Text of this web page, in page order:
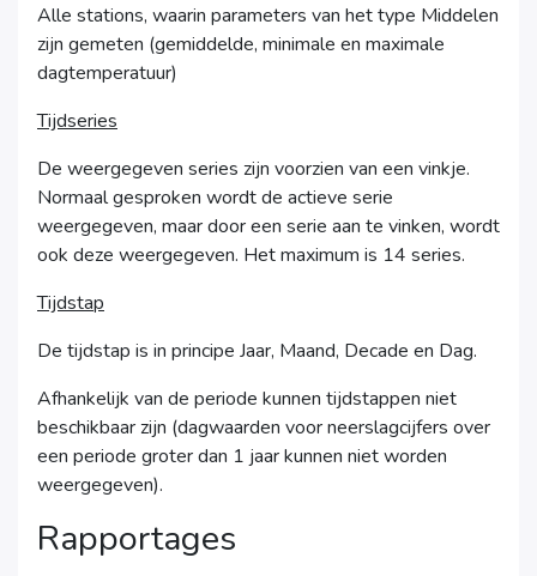
Alle stations, waarin parameters van het type Middelen
zijn gemeten (gemiddelde, minimale en maximale
dagtemperatuur)
Tijdseries
De weergegeven series zijn voorzien van een vinkje.
Normaal gesproken wordt de actieve serie
weergegeven, maar door een serie aan te vinken, wordt
ook deze weergegeven. Het maximum is 14 series.
Tijdstap
De tijdstap is in principe Jaar, Maand, Decade en Dag.
Afhankelijk van de periode kunnen tijdstappen niet
beschikbaar zijn (dagwaarden voor neerslagcijfers over
een periode groter dan 1 jaar kunnen niet worden
weergegeven).
Rapportages